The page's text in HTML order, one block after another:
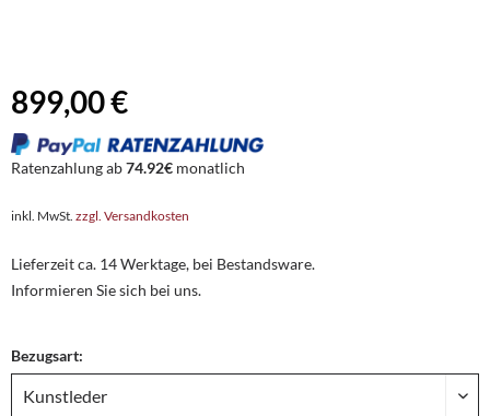
899,00 €
Ratenzahlung ab74.92€ monatlich
inkl. MwSt. zzgl. Versandkosten
Lieferzeit ca. 14 Werktage, bei Bestandsware.
Informieren Sie sich bei uns.
Bezugsart: